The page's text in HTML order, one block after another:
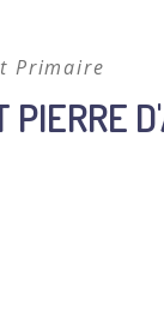
Primaire
PIERRE